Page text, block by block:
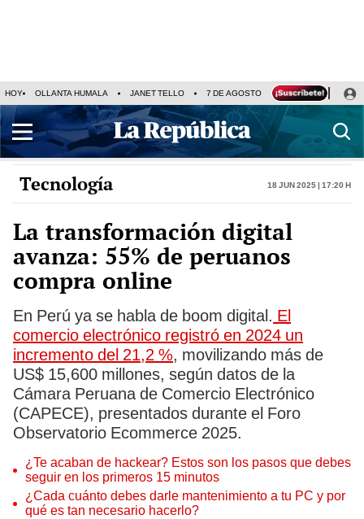
HOY OLLANTA HUMALA JANET TELLO 7 DE AGOSTO TINKA RESULTADOS
Tecnología 18 Jun 2025 | 17:20 h
La transformación digital
avanza: 55% de peruanos
compra online
En Perú ya se habla de boom digital. El
comercio electrónico registró en 2024 un
incremento del 21,2 %, movilizando más de
US$ 15,600 millones, según datos de la
Cámara Peruana de Comercio Electrónico
(CAPECE), presentados durante el Foro
Observatorio Ecommerce 2025.
¿Te acaban de hackear? Estos son los pasos que debes
seguir en los primeros 15 minutos
¿Cada cuánto debes darle mantenimiento a tu PC y por
qué es tan necesario hacerlo?